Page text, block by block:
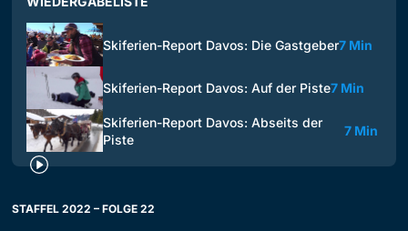
Skiferien-Report Davos: Die Gastgeber7 Min
Skiferien-Report Davos: Auf der Piste7 Min
Skiferien-Report Davos: Abseits der
Piste
7 Min
STAFFEL 2022 – FOLGE 22